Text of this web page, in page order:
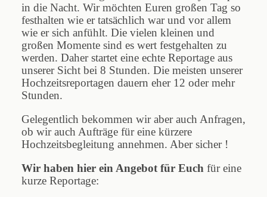
in die Nacht. Wir möchten Euren großen Tag so
festhalten wie er tatsächlich war und vor allem
wie er sich anfühlt. Die vielen kleinen und
großen Momente sind es wert festgehalten zu
werden. Daher startet eine echte Reportage aus
unserer Sicht bei 8 Stunden. Die meisten unserer
Hochzeitsreportagen dauern eher 12 oder mehr
Stunden.
Gelegentlich bekommen wir aber auch Anfragen,
ob wir auch Aufträge für eine kürzere
Hochzeitsbegleitung annehmen. Aber sicher !
Wir haben hier ein Angebot für Euch für eine
kurze Reportage: